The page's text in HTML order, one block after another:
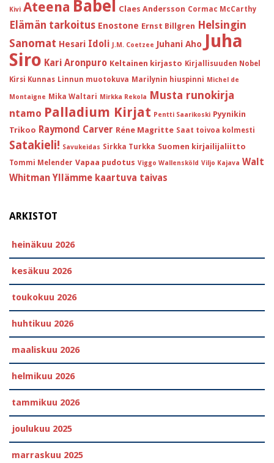
Kivi Ateena Babel Claes Andersson Cormac McCarthy
Elämän tarkoitus Enostone Ernst Billgren Helsingin
Sanomat Hesari Idoli J.M. Coetzee Juhani Aho Juha
Siro Kari Aronpuro Keltainen kirjasto Kirjallisuuden Nobel
Kirsi Kunnas Linnun muotokuva Marilynin hiuspinni Michel de
Montaigne Mika Waltari Mirkka Rekola Musta runokirja
ntamo Palladium Kirjat Pentti Saarikoski Pyynikin
Trikoo Raymond Carver Réne Magritte Saat toivoa kolmesti
Satakieli! Savukeidas Sirkka Turkka Suomen kirjailijaliitto
Tommi Melender Vapaa pudotus Viggo Wallensköld Viljo Kajava Walt
Whitman Yllämme kaartuva taivas
ARKISTOT
heinäkuu 2026
kesäkuu 2026
toukokuu 2026
huhtikuu 2026
maaliskuu 2026
helmikuu 2026
tammikuu 2026
joulukuu 2025
marraskuu 2025